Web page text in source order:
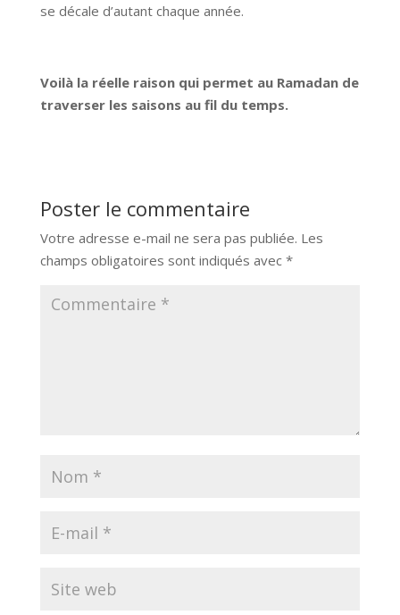
se décale d’autant chaque année.
Voilà la réelle raison qui permet au Ramadan de
traverser les saisons au fil du temps.
Poster le commentaire
Votre adresse e-mail ne sera pas publiée. Les
champs obligatoires sont indiqués avec *